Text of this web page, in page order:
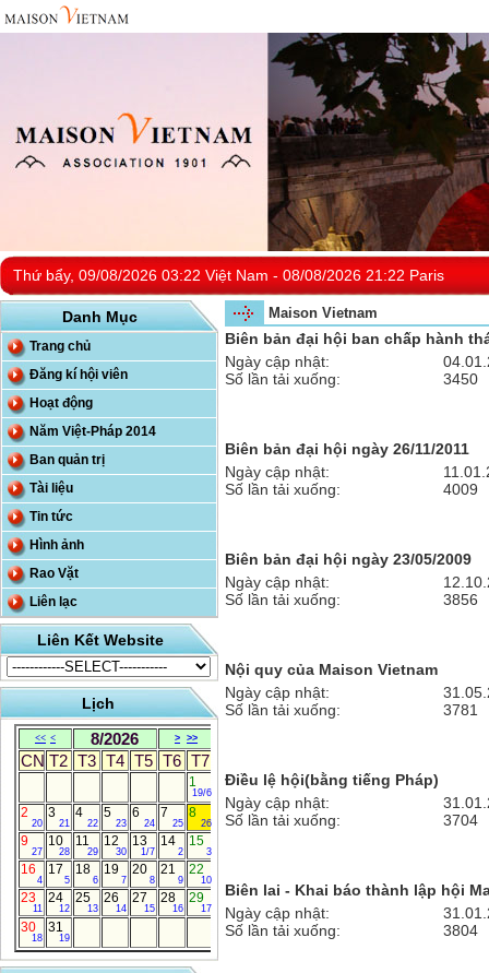
Thứ bẩy, 09/08/2026 03:22 Việt Nam - 08/08/2026 21:22 Paris
Danh Mục
Trang chủ
Đăng kí hội viên
Hoạt động
Năm Việt-Pháp 2014
Ban quản trị
Tài liệu
Tin tức
Hình ảnh
Rao Vặt
Liên lạc
Liên Kết Website
Lịch
<< < 8/2026 > >>
CN T2 T3 T4 T5 T6 T7
1
19/6
2
20
3
21
4
22
5
23
6
24
7
25
8
26
9
27
10
28
11
29
12
30
13
1/7
14
2
15
3
16
4
17
5
18
6
19
7
20
8
21
9
22
10
23
11
24
12
25
13
26
14
27
15
28
16
29
17
30
18
31
19
Maison Vietnam
Biên bản đại hội ban chấp hành
Ngày cập nhật:
Số lần tải xuống:
3450
Biên bản đại hội ngày 26/11/2011
Ngày cập nhật:
Số lần tải xuống:
4009
Biên bản đại hội ngày 23/05/2009
Ngày cập nhật:
Số lần tải xuống:
3856
Nội quy của Maison Vietnam
Ngày cập nhật:
Số lần tải xuống:
3781
Điều lệ hội(bằng tiếng Pháp)
Ngày cập nhật:
Số lần tải xuống:
3704
Biên lai - Khai báo thành lập hội
Ngày cập nhật:
Số lần tải xuống:
3804